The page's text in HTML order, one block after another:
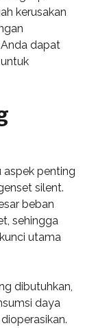
kerusakan
dapat
aspek penting
silent.
beban
sehingga
utama
dibutuhkan,
daya